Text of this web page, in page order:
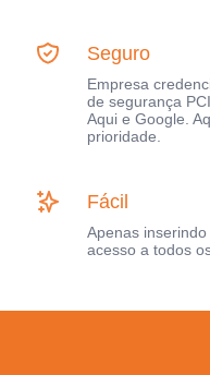
Seguro
Empresa
de segurança
Aqui e Google.
prioridade.
Fácil
Apenas
acesso a todos